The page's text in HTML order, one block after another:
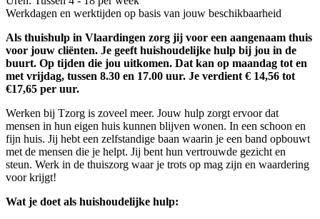
Werkdagen en werktijden op basis van jouw beschikbaarheid
Als thuishulp in Vlaardingen zorg jij voor een aangenaam thuis
voor jouw cliënten. Je geeft huishoudelijke hulp bij jou in de
buurt. Op tijden die jou uitkomen. Dat kan op maandag tot en
met vrijdag, tussen 8.30 en 17.00 uur. Je verdient € 14,56 tot
€17,65 per uur.
Werken bij Tzorg is zoveel meer. Jouw hulp zorgt ervoor dat
mensen in hun eigen huis kunnen blijven wonen. In een schoon en
fijn huis. Jij hebt een zelfstandige baan waarin je een band opbouwt
met de mensen die je helpt. Jij bent hun vertrouwde gezicht en
steun. Werk in de thuiszorg waar je trots op mag zijn en waardering
voor krijgt!
Wat je doet als huishoudelijke hulp: